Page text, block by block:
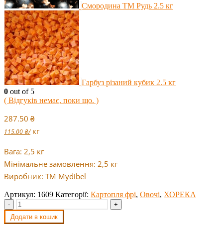
Cмородина ТМ Рудь 2.5 кг
Гарбуз різаний кубик 2.5 кг
0 out of 5
( Відгуків немає, поки що. )
287.50 ₴
115.00₴/ кг
Вага: 2,5 кг
Мінімальне замовлення: 2,5 кг
Виробник: ТМ Mydibel
Артикул: 1609 Категорії: Картопля фрі, Овочі, ХОРЕКА
-
+
Додати в кошик